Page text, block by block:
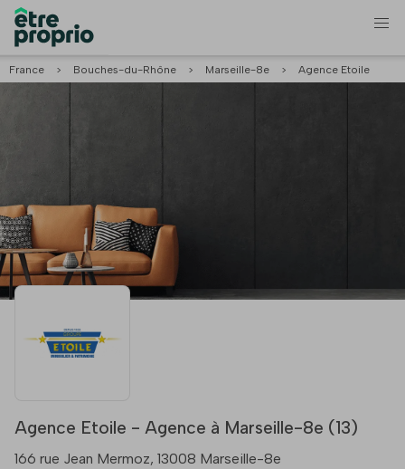
France > Bouches-du-Rhône > Marseille-8e > Agence Etoile
Agence Etoile - Agence à Marseille-8e (13)
166 rue Jean Mermoz, 13008 Marseille-8e